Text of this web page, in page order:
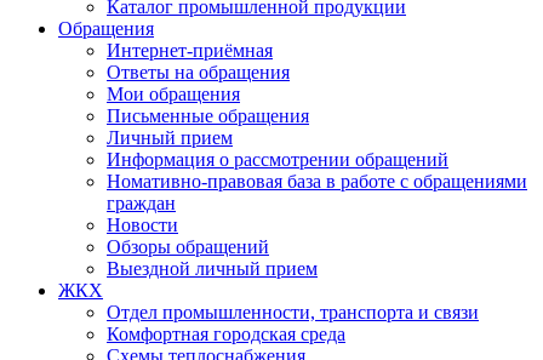
Каталог промышленной продукции
Обращения
Интернет-приёмная
Ответы на обращения
Мои обращения
Письменные обращения
Личный прием
Информация о рассмотрении обращений
Номативно-правовая база в работе с обращениями
граждан
Новости
Обзоры обращений
Выездной личный прием
ЖКХ
Отдел промышленности, транспорта и связи
Комфортная городская среда
Схемы теплоснабжения